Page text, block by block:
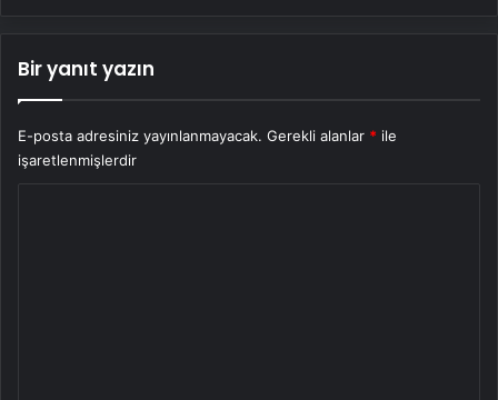
Bir yanıt yazın
E-posta adresiniz yayınlanmayacak. Gerekli alanlar * ile
işaretlenmişlerdir